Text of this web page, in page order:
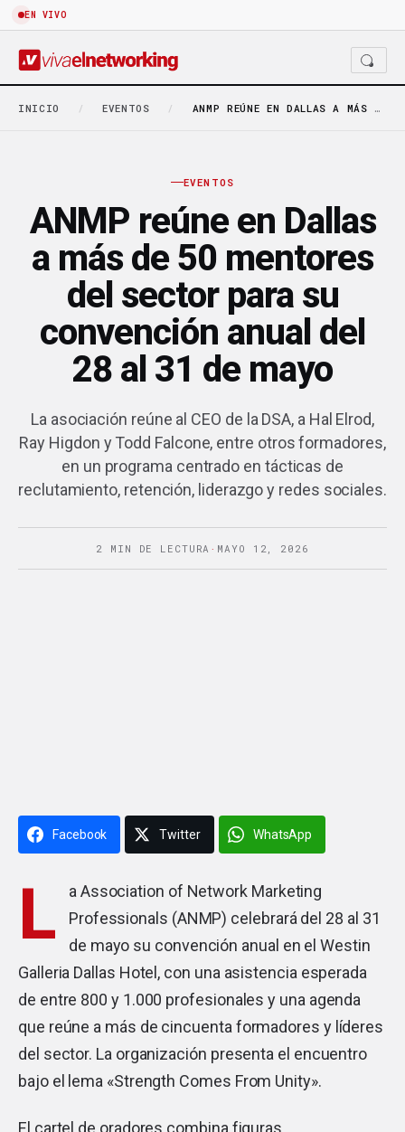
EN VIVO
INICIO / EVENTOS / ANMP REÚNE EN DALLAS A MÁS DE 50…
EVENTOS
ANMP reúne en Dallas
a más de 50 mentores
del sector para su
convención anual del
28 al 31 de mayo
La asociación reúne al CEO de la DSA, a Hal Elrod,
Ray Higdon y Todd Falcone, entre otros formadores,
en un programa centrado en tácticas de
reclutamiento, retención, liderazgo y redes sociales.
2 MIN DE LECTURA · MAYO 12, 2026
Facebook Twitter WhatsApp
L
a Association of Network Marketing
Professionals (ANMP) celebrará del 28 al 31
de mayo su convención anual en el Westin
Galleria Dallas Hotel, con una asistencia esperada
de entre 800 y 1.000 profesionales y una agenda
que reúne a más de cincuenta formadores y líderes
del sector. La organización presenta el encuentro
bajo el lema «Strength Comes From Unity».
El cartel de oradores combina figuras